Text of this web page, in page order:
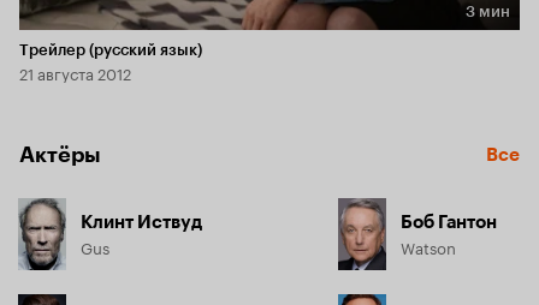
Длительность 3 мин
3 мин
Трейлер (русский язык)
21 августа 2012
Актёры Все
Клинт Иствуд
Gus
Боб Гантон
Watson